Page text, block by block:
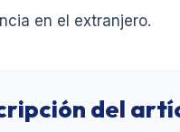
en el extranjero.
del